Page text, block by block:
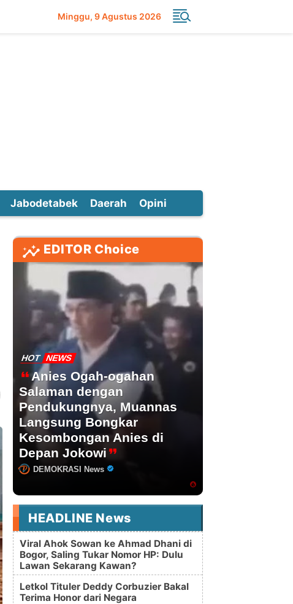
Minggu 9 Agustus 2026
Jabodetabek Daerah Opini
EDITOR Choice
HOT NEWS
Anies Ogah-ogahan
Salaman dengan
Pendukungnya, Muannas
Langsung Bongkar
Kesombongan Anies di
Depan Jokowi
DEMOKRASI News
HEADLINE News
Viral Ahok Sowan ke Ahmad Dhani di
Bogor, Saling Tukar Nomor HP: Dulu
Lawan Sekarang Kawan?
Letkol Tituler Deddy Corbuzier Bakal
Terima Honor dari Negara